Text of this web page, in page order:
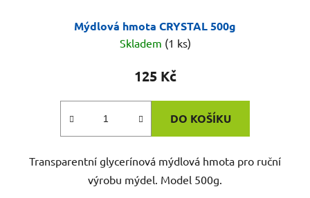
Mýdlová hmota CRYSTAL 500g
Skladem (1 ks)
125 Kč
DO KOŠÍKU
Transparentní glycerínová mýdlová hmota pro ruční
výrobu mýdel. Model 500g.